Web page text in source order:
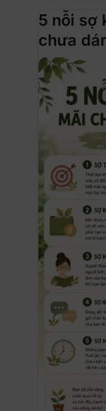
5 nỗi sợ
chưa